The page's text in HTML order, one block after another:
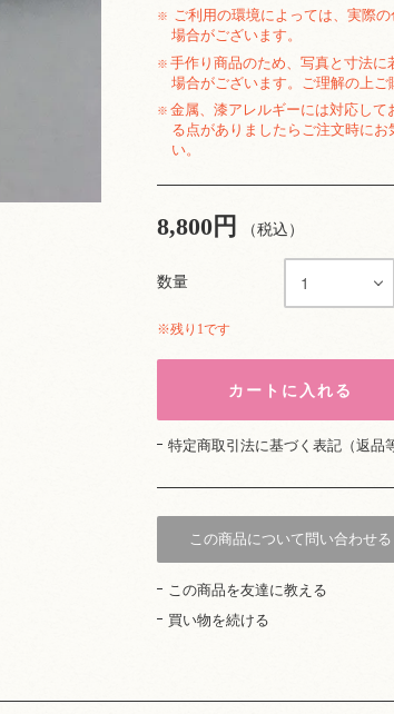
※
ご利用の環境によっては、実際
場合がございます。
※ 手作り商品のため、写真と寸法に
場合がございます。ご理解の上ご
※ 金属、漆アレルギーには対応して
る点がありましたらご注文時にお
い。
8,800円 （税込）
数量
※残り1です
特定商取引法に基づく表記（返品
この商品について問い合わせる
この商品を友達に教える
買い物を続ける